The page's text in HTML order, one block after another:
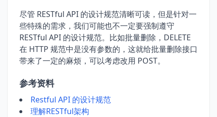
尽管 RESTful API 的设计规范清晰可读，但是针对一
些特殊的需求，我们可能也不一定要强制遵守
RESTful API 的设计规范。比如批量删除，DELETE
在 HTTP 规范中是没有参数的，这就给批量删除接口
带来了一定的麻烦，可以考虑改用 POST。
参考资料
Restful API 的设计规范
理解RESTful架构